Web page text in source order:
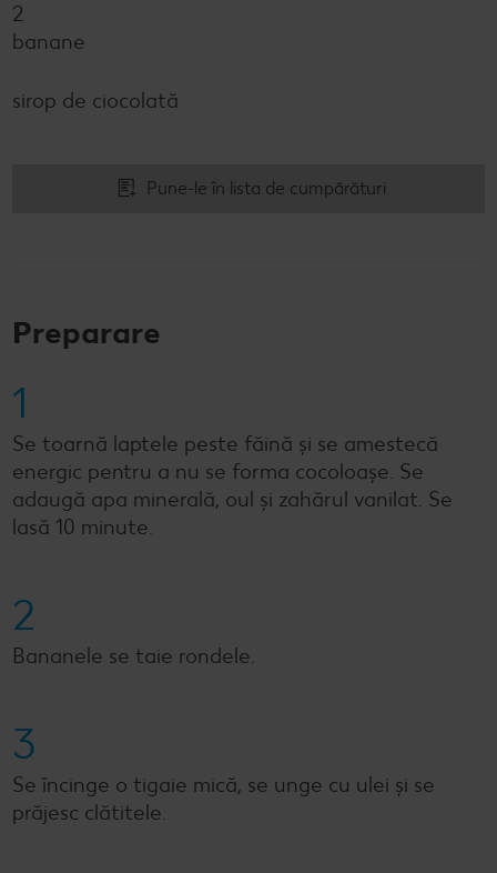
2
banane
sirop de ciocolată
Pune-le în lista de cumpărături
Preparare
1
Se toarnă laptele peste făină și se amestecă
energic pentru a nu se forma cocoloașe. Se
adaugă apa minerală, oul și zahărul vanilat. Se
lasă 10 minute.
2
Bananele se taie rondele.
3
Se încinge o tigaie mică, se unge cu ulei și se
prăjesc clătitele.